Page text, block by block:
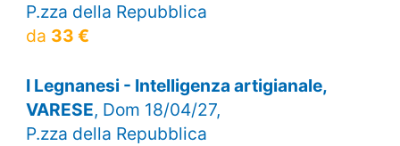
P.zza della Repubblica
da 33 €
I Legnanesi - Intelligenza artigianale,
VARESE, Dom 18/04/27,
P.zza della Repubblica